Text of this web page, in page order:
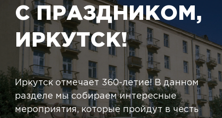
С ПРАЗДНИКОМ,
ИРКУТСК!
Иркутск отмечает 360-летие! В данном
разделе мы собираем интересные
мероприятия, которые пройдут в честь